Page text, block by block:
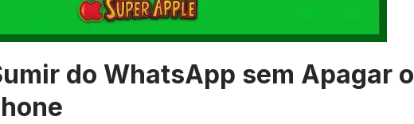
do WhatsApp sem Apagar o